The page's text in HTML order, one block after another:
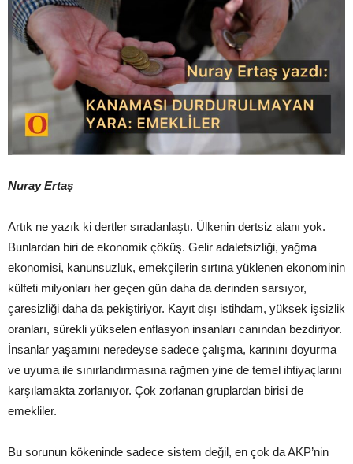
Nuray Ertaş
Artık ne yazık ki dertler sıradanlaştı. Ülkenin dertsiz alanı yok.
Bunlardan biri de ekonomik çöküş. Gelir adaletsizliği, yağma
ekonomisi, kanunsuzluk, emekçilerin sırtına yüklenen ekonominin
külfeti milyonları her geçen gün daha da derinden sarsıyor,
çaresizliği daha da pekiştiriyor. Kayıt dışı istihdam, yüksek işsizlik
oranları, sürekli yükselen enflasyon insanları canından bezdiriyor.
İnsanlar yaşamını neredeyse sadece çalışma, karınını doyurma
ve uyuma ile sınırlandırmasına rağmen yine de temel ihtiyaçlarını
karşılamakta zorlanıyor. Çok zorlanan gruplardan birisi de
emekliler.
Bu sorunun kökeninde sadece sistem değil, en çok da AKP’nin